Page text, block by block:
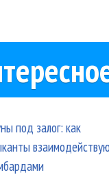
под залог: как